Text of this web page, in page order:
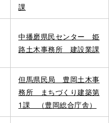
課
中播磨県民センター 姫
路土木事務所 建設業課
但馬県民局 豊岡土木事
務所 まちづくり建築第
1課 （豊岡総合庁舎）